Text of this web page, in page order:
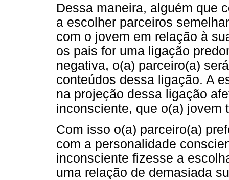
Dessa maneira, alguém que
a escolher parceiros
com o jovem em relação à
os pais for uma ligação
negativa, o(a) parceiro(a)
conteúdos dessa ligação. A
na projeção dessa ligação
inconsciente, que o(a) jovem
Com isso o(a) parceiro(a)
com a personalidade
inconsciente fizesse a
uma relação de demasiada